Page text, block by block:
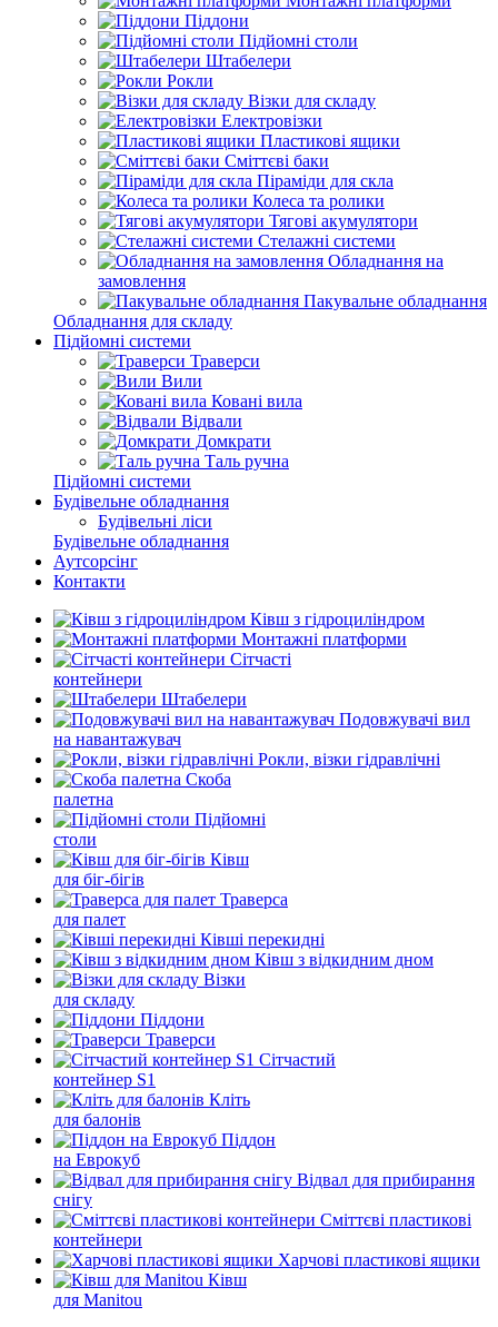
Піддони
Підйомні столи
Штабелери
Рокли
Візки для складу
Електровізки
Пластикові ящики
Сміттєві баки
Піраміди для скла
Колеса та ролики
Тягові акумулятори
Стелажні системи
Обладнання на
замовлення
Пакувальне обладнання
Обладнання для складу
Підйомні системи
Траверси
Вили
Ковані вила
Відвали
Домкрати
Таль ручна
Підйомні системи
Будівельне обладнання
Будівельні ліси
Будівельне обладнання
Аутсорсінг
Контакти
Ківш з гідроциліндром
Монтажні платформи
Сітчасті
контейнери
Штабелери
Подовжувачі вил
на навантажувач
Рокли, візки гідравлічні
Скоба
палетна
Підйомні
столи
Ківш
для біг-бігів
Траверса
для палет
Ківші перекидні
Ківш з відкидним дном
Візки
для складу
Піддони
Траверси
Сітчастий
контейнер S1
Кліть
для балонів
Піддон
на Еврокуб
Відвал для прибирання
снігу
Cміттєві пластикові
контейнери
Харчові пластикові ящики
Ківш
для Manitou